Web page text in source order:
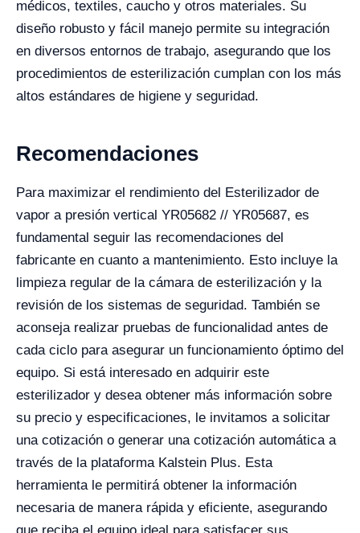
médicos, textiles, caucho y otros materiales. Su
diseño robusto y fácil manejo permite su integración
en diversos entornos de trabajo, asegurando que los
procedimientos de esterilización cumplan con los más
altos estándares de higiene y seguridad.
Recomendaciones
Para maximizar el rendimiento del Esterilizador de
vapor a presión vertical YR05682 // YR05687, es
fundamental seguir las recomendaciones del
fabricante en cuanto a mantenimiento. Esto incluye la
limpieza regular de la cámara de esterilización y la
revisión de los sistemas de seguridad. También se
aconseja realizar pruebas de funcionalidad antes de
cada ciclo para asegurar un funcionamiento óptimo del
equipo. Si está interesado en adquirir este
esterilizador y desea obtener más información sobre
su precio y especificaciones, le invitamos a solicitar
una cotización o generar una cotización automática a
través de la plataforma Kalstein Plus. Esta
herramienta le permitirá obtener la información
necesaria de manera rápida y eficiente, asegurando